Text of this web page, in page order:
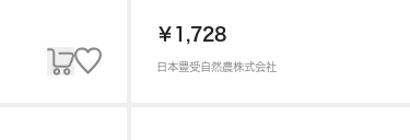
￥1,728
日本豊受自然農株式会社